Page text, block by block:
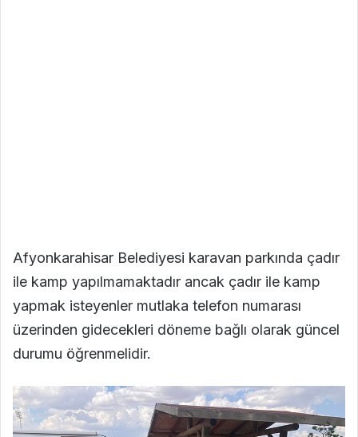
Afyonkarahisar Belediyesi karavan parkında çadır
ile kamp yapılmamaktadır ancak çadır ile kamp
yapmak isteyenler mutlaka telefon numarası
üzerinden gidecekleri döneme bağlı olarak güncel
durumu öğrenmelidir.